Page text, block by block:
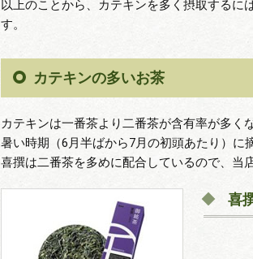
以上のことから、カテキンを多く摂取するに
す。
カテキンの多いお茶
カテキンは一番茶より二番茶が含有率が多く
暑い時期（6月半ばから7月の初頭あたり）に
喜撰は二番茶を多めに配合しているので、当
喜